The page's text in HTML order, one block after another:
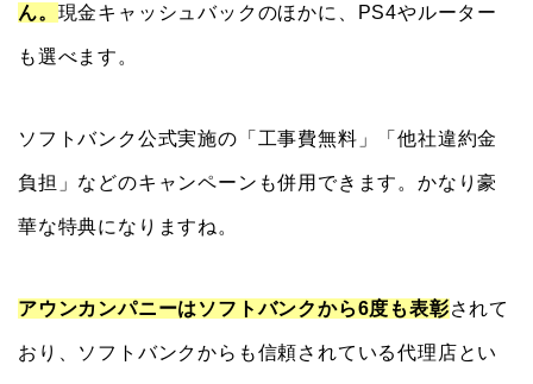
ん。 現金キャッシュバックのほかに、PS4やルーター
も選べます。
ソフトバンク公式実施の「工事費無料」「他社違約金
負担」などのキャンペーンも併用できます。かなり豪
華な特典になりますね。
アウンカンパニーはソフトバンクから6度も表彰されて
おり、ソフトバンクからも信頼されている代理店とい